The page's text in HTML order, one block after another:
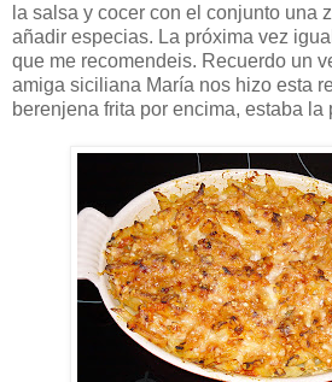
la salsa y cocer con el conjunto una
añadir especias. La próxima vez
que me recomendeis. Recuerdo un
amiga siciliana María nos hizo esta
berenjena frita por encima, estaba la